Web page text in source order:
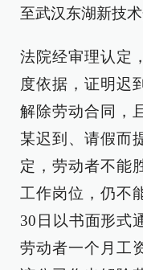
至武汉东湖新技
法院经审理认定
度依据，证明迟
解除劳动合同，
某迟到、请假而
定，劳动者不能
工作岗位，仍不
30日以书面形式
劳动者一个月工